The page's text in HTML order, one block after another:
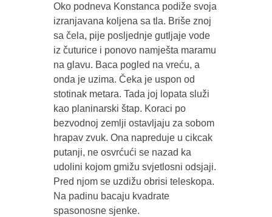
Oko podneva Konstanca podiže svoja
izranjavana koljena sa tla. Briše znoj
sa čela, pije posljednje gutljaje vode
iz čuturice i ponovo namješta maramu
na glavu. Baca pogled na vreću, a
onda je uzima. Čeka je uspon od
stotinak metara. Tada joj lopata služi
kao planinarski štap. Koraci po
bezvodnoj zemlji ostavljaju za sobom
hrapav zvuk. Ona napreduje u cik­cak
putanji, ne osvrćući se nazad ka
udolini kojom gmižu svjetlosni odsjaji.
Pred njom se uzdižu obrisi teleskopa.
Na padinu bacaju kvadrate
spasonosne sjenke.